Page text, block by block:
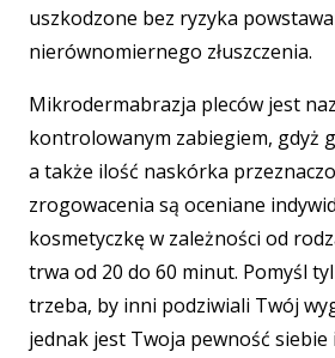
uszkodzone bez ryzyka
nierównomiernego złuszczenia.
Mikrodermabrazja pleców jest
kontrolowanym zabiegiem, gdyż
a także ilość naskórka
zrogowacenia są oceniane
kosmetyczkę w zależności od
trwa od 20 do 60 minut. Pomyśl
trzeba, by inni podziwiali Twój
jednak jest Twoja pewność siebie